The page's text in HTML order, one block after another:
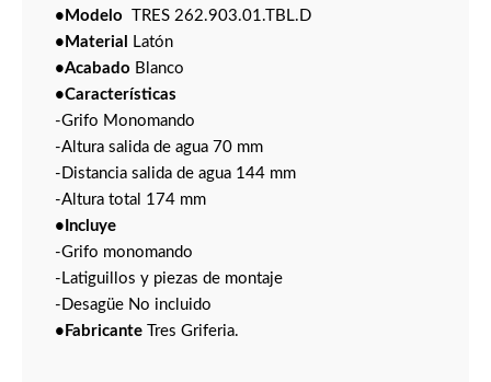
•Modelo TRES 262.903.01.TBL.D
•Material
Latón
•Acabado Blanco
•Características
-Grifo Monomando
-Altura salida de agua 70 mm
-Distancia salida de agua 144 mm
-Altura total 174 mm
•Incluye
-Grifo monomando
-Latiguillos y piezas de montaje
-Desagüe No incluido
•Fabricante Tres Griferia.